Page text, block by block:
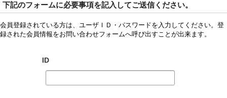
下記のフォームに必要事項を記入してご送信ください。
会員登録されている方は、ユーザＩＤ・パスワードを入力してください。登
録された会員情報をお問い合わせフォームへ呼び出すことが出来ます。
ID